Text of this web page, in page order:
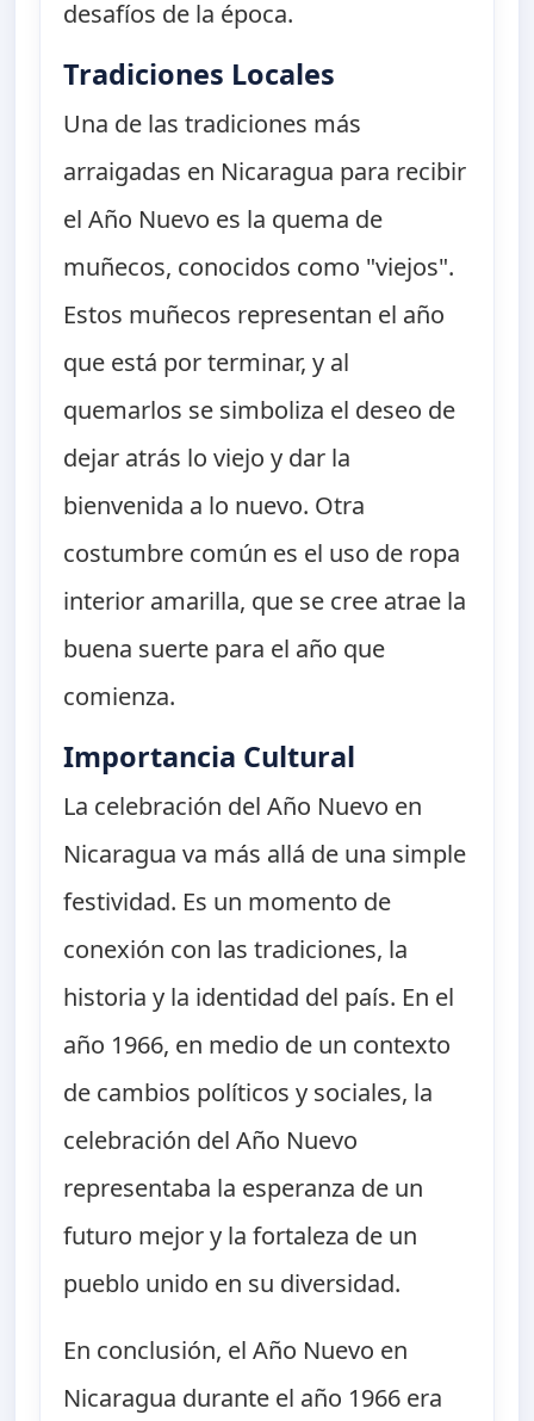
desafíos de la época.
Tradiciones Locales
Una de las tradiciones más
arraigadas en Nicaragua para recibir
el Año Nuevo es la quema de
muñecos, conocidos como "viejos".
Estos muñecos representan el año
que está por terminar, y al
quemarlos se simboliza el deseo de
dejar atrás lo viejo y dar la
bienvenida a lo nuevo. Otra
costumbre común es el uso de ropa
interior amarilla, que se cree atrae la
buena suerte para el año que
comienza.
Importancia Cultural
La celebración del Año Nuevo en
Nicaragua va más allá de una simple
festividad. Es un momento de
conexión con las tradiciones, la
historia y la identidad del país. En el
año 1966, en medio de un contexto
de cambios políticos y sociales, la
celebración del Año Nuevo
representaba la esperanza de un
futuro mejor y la fortaleza de un
pueblo unido en su diversidad.
En conclusión, el Año Nuevo en
Nicaragua durante el año 1966 era